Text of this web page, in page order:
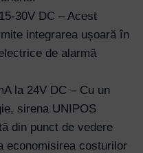
30V DC – Acest
integrarea ușoară în
de alarmă
la 24V DC – Cu un
sirena UNIPOS
din punct de vedere
economisirea costurilor